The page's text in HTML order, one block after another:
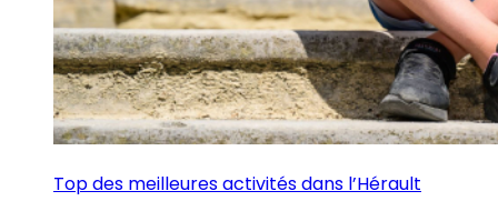
Top des meilleures activités dans l’Hérault